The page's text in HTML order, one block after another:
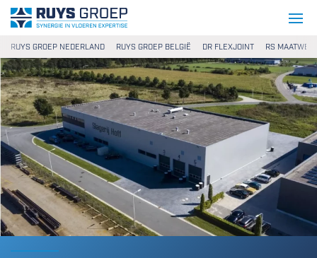
Ga naar content
Ruys Groep
RUYS GROEP NEDERLAND RUYS GROEP BELGIË DR FLEXJOINT RS